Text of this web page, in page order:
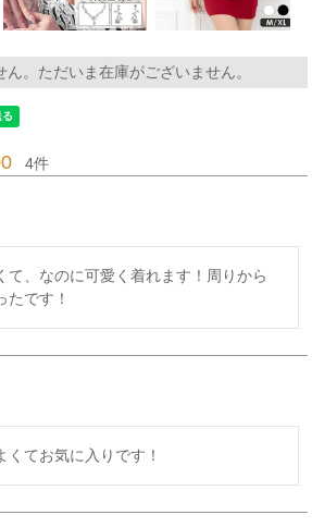
ん。ただいま在庫がございません。
4
て、なのに可愛く着れます！周りから
たです！
てお気に入りです！